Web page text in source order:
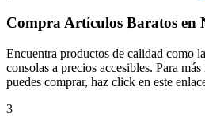
Compra Artículos Baratos en
Encuentra productos de calidad como
consolas a precios accesibles. Para
puedes comprar, haz click en este
3